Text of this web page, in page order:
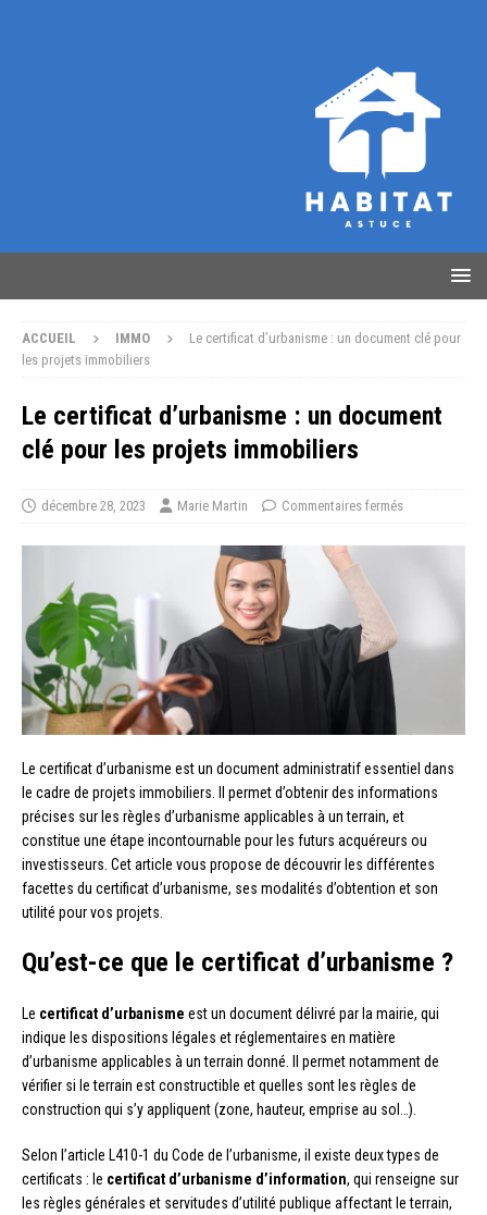
ACCUEIL IMMO
Le certificat d’urbanisme : un document clé pour
les projets immobiliers
Le certificat d’urbanisme : un document
clé pour les projets immobiliers
décembre 28, 2023 Marie Martin Commentaires fermés
Le certificat d’urbanisme est un document administratif essentiel dans
le cadre de projets immobiliers. Il permet d’obtenir des informations
précises sur les règles d’urbanisme applicables à un terrain, et
constitue une étape incontournable pour les futurs acquéreurs ou
investisseurs. Cet article vous propose de découvrir les différentes
facettes du certificat d’urbanisme, ses modalités d’obtention et son
utilité pour vos projets.
Qu’est-ce que le certificat d’urbanisme ?
Le certificat d’urbanisme est un document délivré par la mairie, qui
indique les dispositions légales et réglementaires en matière
d’urbanisme applicables à un terrain donné. Il permet notamment de
vérifier si le terrain est constructible et quelles sont les règles de
construction qui s’y appliquent (zone, hauteur, emprise au sol…).
Selon l’article L410-1 du Code de l’urbanisme, il existe deux types de
certificats : le certificat d’urbanisme d’information, qui renseigne sur
les règles générales et servitudes d’utilité publique affectant le terrain,